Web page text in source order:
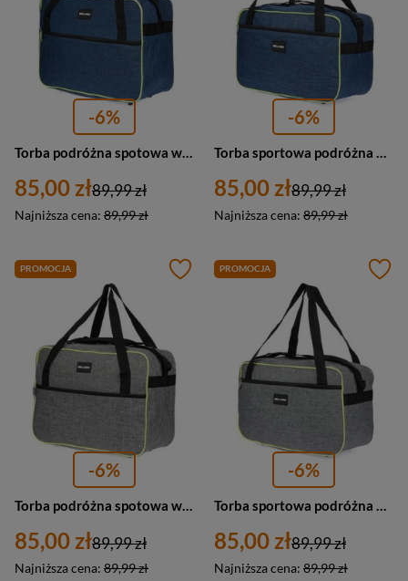
-6%
Torba podróżna spotowa weekendowa Bellugio GR-7801 materiałowa niebieska
85,00 zł
Najniższa cena: 89,99 zł
89,99 zł
-6%
Torba sportowa podróżna weekednowa Bellugio GR-7800 materiałowa niebieska
85,00 zł
Najniższa cena: 89,99 zł
89,99 zł
PROMOCJA
-6%
85,00 zł
Najniższa cena: 89,99 zł
89,99 zł
PROMOCJA
-6%
85,00 zł
Najniższa cena: 89,99 zł
89,99 zł